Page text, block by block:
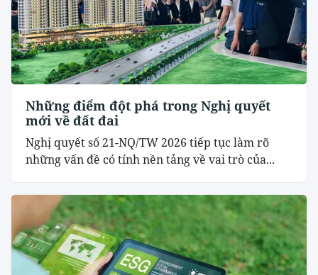
Những điểm đột phá trong Nghị quyết
mới về đất đai
Nghị quyết số 21-NQ/TW 2026 tiếp tục làm rõ
những vấn đề có tính nền tảng về vai trò của...